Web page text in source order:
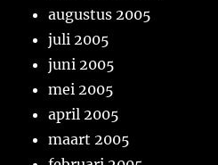
augustus 2005
juli 2005
juni 2005
mei 2005
april 2005
maart 2005